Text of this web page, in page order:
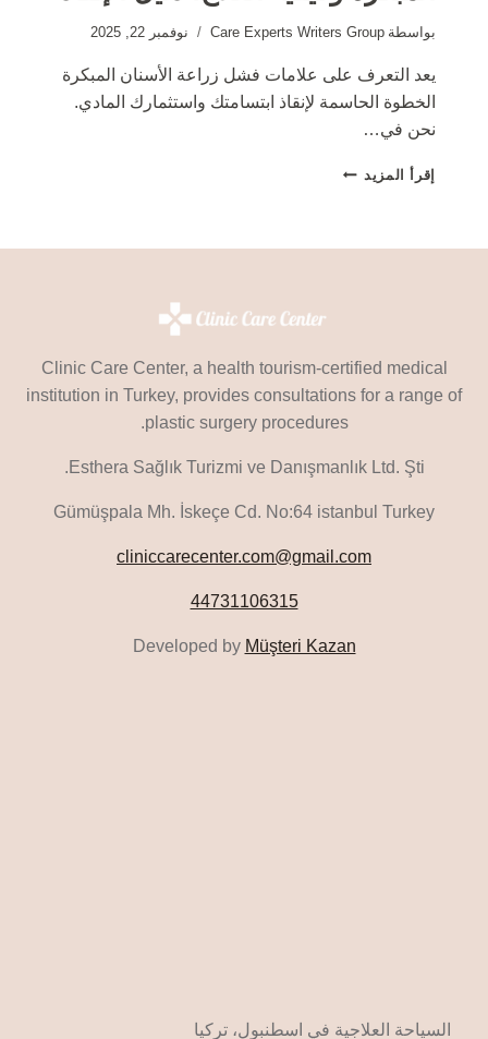
بواسطة Care Experts Writers Group نوفمبر 22, 2025
يعد التعرف على علامات فشل زراعة الأسنان المبكرة
الخطوة الحاسمة لإنقاذ ابتسامتك واستثمارك المادي.
نحن في…
إقرأ المزيد علامات
Clinic Care Center, a health tourism-certified medical
institution in Turkey, provides consultations for a range of
plastic surgery procedures.
Esthera Sağlık Turizmi ve Danışmanlık Ltd. Şti.
Gümüşpala Mh. İskeçe Cd. No:64 istanbul Turkey
cliniccarecenter.com@gmail.com
44731106315
Developed by Müşteri Kazan
السياحة العلاجية في اسطنبول، تركيا